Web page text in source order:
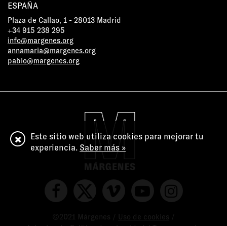
ESPAÑA
Plaza de Callao, 1 - 28013 Madrid
+34 915 238 295
info@margenes.org
annamaria@margenes.org
pablo@margenes.org
©2021 Márgenes / Uso de cookies
Este sitio web utiliza cookies para mejorar tu
experiencia. Saber más »